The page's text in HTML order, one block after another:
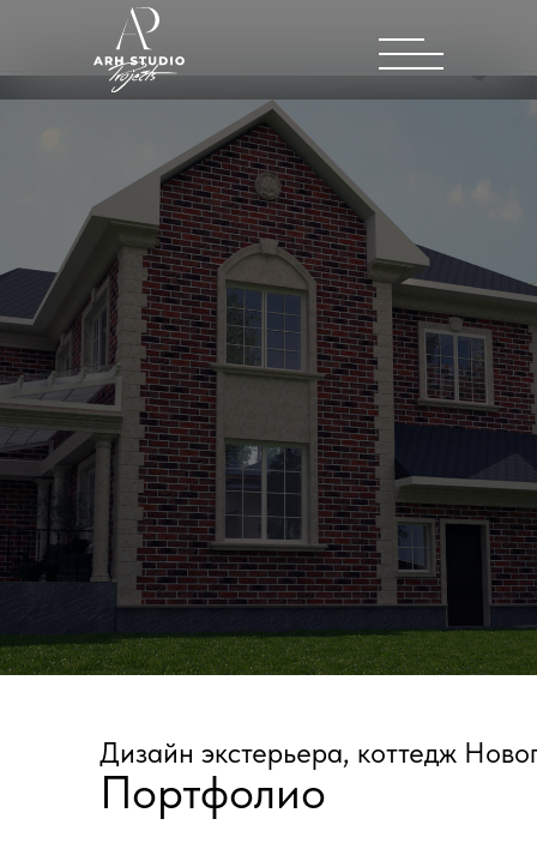
БОЛЬШЕ ПРОЕКТОВ
Дизайн экстерьера, коттедж
Портфолио